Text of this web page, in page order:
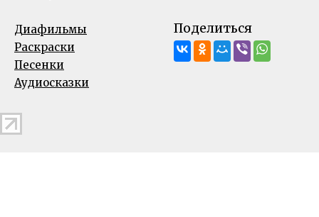
Диафильмы
Раскраски
Песенки
Аудиосказки
Поделиться